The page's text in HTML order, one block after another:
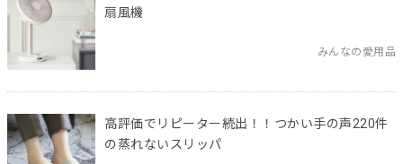
扇風機
みんなの愛用品
高評価でリピーター続出！！つかい手の声220件
の蒸れないスリッパ